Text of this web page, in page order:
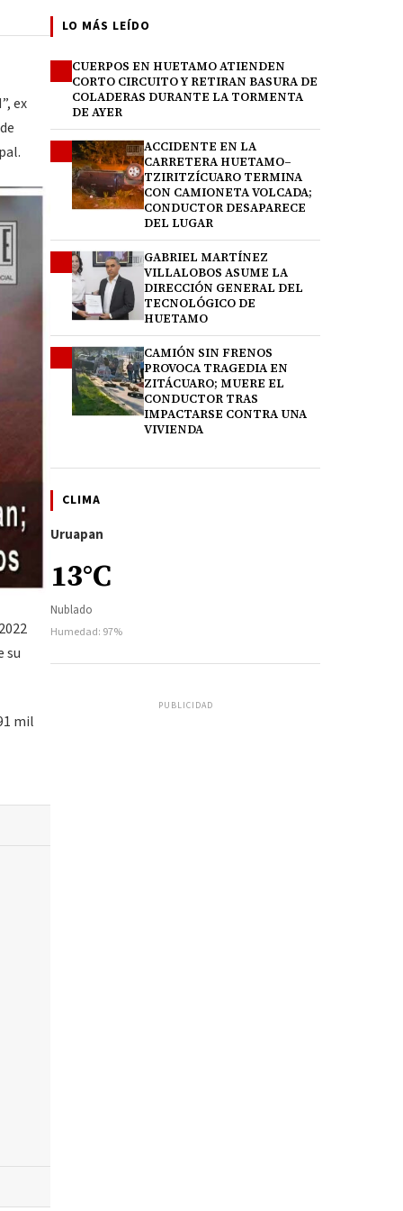
ex
su
mil
LO MÁS LEÍDO
CUERPOS EN HUETAMO ATIENDEN
CORTO CIRCUITO Y RETIRAN BASURA DE
COLADERAS DURANTE LA TORMENTA
DE AYER
ACCIDENTE EN LA
CARRETERA HUETAMO–
TZIRITZÍCUARO TERMINA
CON CAMIONETA VOLCADA;
CONDUCTOR DESAPARECE
DEL LUGAR
GABRIEL MARTÍNEZ
VILLALOBOS ASUME LA
DIRECCIÓN GENERAL DEL
TECNOLÓGICO DE
HUETAMO
CAMIÓN SIN FRENOS
PROVOCA TRAGEDIA EN
ZITÁCUARO; MUERE EL
CONDUCTOR TRAS
IMPACTARSE CONTRA UNA
VIVIENDA
CLIMA
Uruapan
13°C
Nublado
Humedad: 97%
PUBLICIDAD